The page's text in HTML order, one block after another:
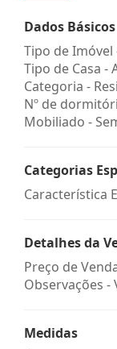
Dados Básicos
Tipo de Imóvel
Tipo de Casa -
Categoria -
Nº de
Mobiliado -
Categorias
Característica
Detalhes da
Preço de
Observações -
Medidas